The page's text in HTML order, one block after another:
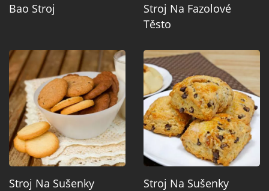
Bao Stroj
Stroj Na Fazolové
Těsto
Stroj Na Sušenky Stroj Na Sušenky